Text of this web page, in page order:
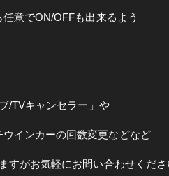
意でON/OFFも出来るよう
/TVキャンセラー」や
インカーの回数変更などなど
がお気軽にお問い合わせくださ